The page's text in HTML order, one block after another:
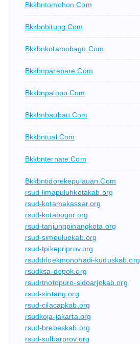
Bkkbntomohon.com
Bkkbnbitung.com
Bkkbnkotamobagu.com
Bkkbnparepare.com
Bkkbnpalopo.com
Bkkbnbaubau.com
Bkkbntual.com
Bkkbnternate.com
Bkkbntidorekepulauan.com
rsud-limapuluhkotakab.org
rsud-kotamakassar.org
rsud-kotabogor.org
rsud-tanjungpinangkota.org
rsud-simeuluekab.org
rsud-tpikepriprov.org
rsuddrloekmonohadi-kuduskab.org
rsudksa-depok.org
rsudrtnotopuro-sidoarjokab.org
rsud-sintang.org
rsud-cilacapkab.org
rsudkoja-jakarta.org
rsud-brebeskab.org
rsud-sulbarprov.org